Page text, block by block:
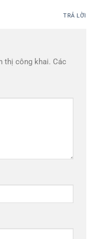
TRẢ LỜI
thị công khai. Các